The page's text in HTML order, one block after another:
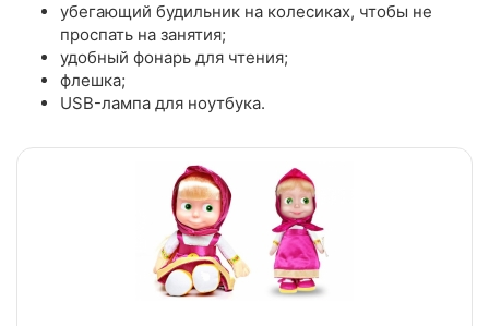
убегающий будильник на колесиках, чтобы не
проспать на занятия;
удобный фонарь для чтения;
флешка;
USB-лампа для ноутбука.